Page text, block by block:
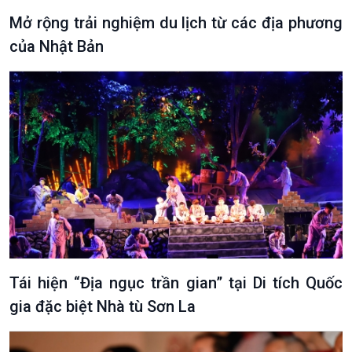
Mở rộng trải nghiệm du lịch từ các địa phương
của Nhật Bản
Tái hiện “Địa ngục trần gian” tại Di tích Quốc
gia đặc biệt Nhà tù Sơn La